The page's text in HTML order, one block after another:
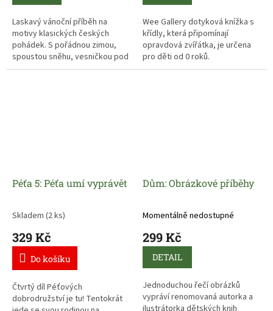
Laskavý vánoční příběh na
motivy klasických českých
pohádek. S pořádnou zimou,
spoustou sněhu, vesničkou pod
horami, hustými lesy i pekelnou
Wee Gallery dotyková knížka s
křídly, která připomínají
opravdová zvířátka, je určena
pro děti od 0 roků.
Péťa 5: Péťa umí vyprávět
Skladem (2 ks)
329 Kč
Do košíku
Čtvrtý díl Péťových
dobrodružství je tu! Tentokrát
Dům: Obrázkové příběhy
Momentálně nedostupné
299 Kč
DETAIL
Jednoduchou řečí obrázků
vypráví renomovaná autorka a